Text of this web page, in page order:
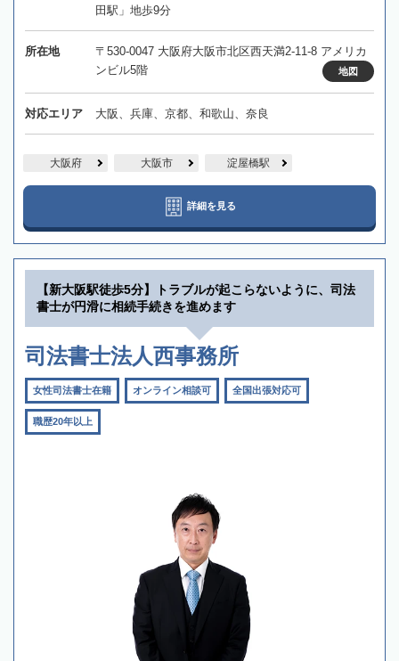
田駅」地歩9分
所在地
〒530-0047 大阪府大阪市北区西天満2-11-8 アメリカ
ンビル5階
地図
対応エリア 大阪、兵庫、京都、和歌山、奈良
大阪府 大阪市 淀屋橋駅
詳細を見る
【新大阪駅徒歩5分】トラブルが起こらないように、司法
書士が円滑に相続手続きを進めます
司法書士法人西事務所
女性司法書士在籍 オンライン相談可 全国出張対応可
職歴20年以上